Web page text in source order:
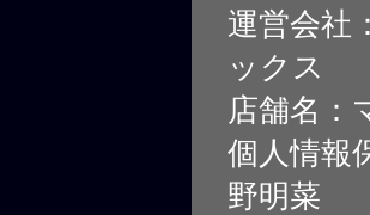
運営会社
ックス
店舗名：
個人情報
野明菜